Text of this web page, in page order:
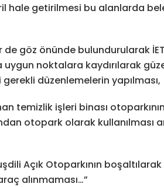
hale getirilmesi bu alanlarda
göz önünde bulundurularak
uygun noktalara kaydırılarak
düzenlemelerin yapılması,
temizlik işleri binası otoparkının
otopark olarak kullanılması
Açık Otoparkının
alınmaması…”